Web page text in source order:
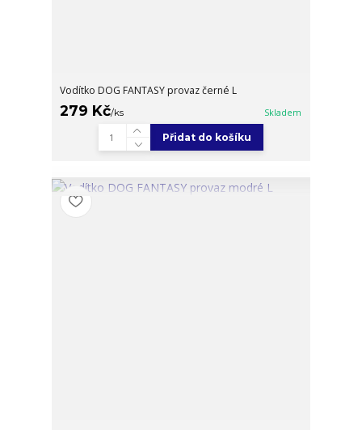
Vodítko DOG FANTASY provaz černé L
279 Kč/ks Skladem
Přidat do košíku